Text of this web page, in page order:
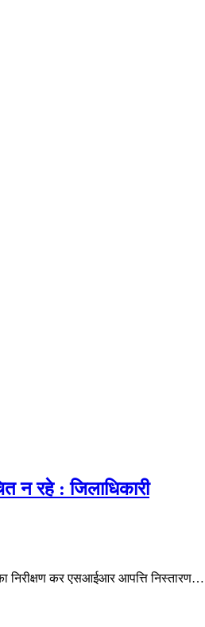
न रहे : जिलाधिकारी
निरीक्षण कर एसआईआर आपत्ति निस्तारण…